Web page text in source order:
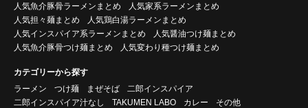
人気魚介豚骨ラーメンまとめ
人気家系ラーメンまとめ
人気担々麺まとめ
人気鶏白湯ラーメンまとめ
人気インスパイア系ラーメンまとめ
人気醤油つけ麺まとめ
人気魚介豚骨つけ麺まとめ
人気変わり種つけ麺まとめ
カテゴリーから探す
ラーメン
つけ麺 まぜそば
二郎インスパイア
二郎インスパイア汁なし
TAKUMEN LABO カレー その他